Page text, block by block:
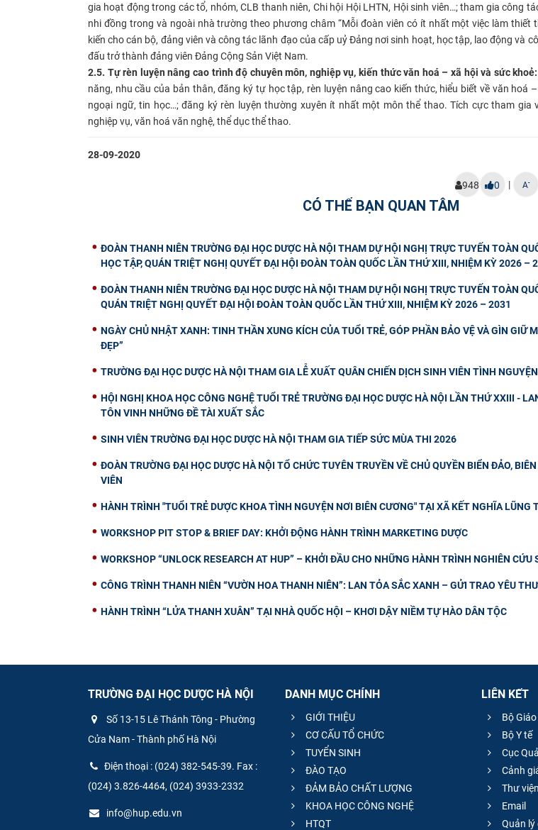
gia hoạt động trong các tổ, nhóm, CLB thanh niên, Chi hội Hội LHTN, Hội sinh viên…; tham gia công
nhi đồng trong và ngoài nhà trường theo phương châm “Mỗi đoàn viên có ít nhất một việc làm thiết
kiến cho cán bộ, đảng viên và công tác lãnh đạo của cấp uỷ Đảng nơi sinh hoạt, học tập, lao động và
đấu trở thành đảng viên Đảng Cộng Sản Việt Nam.
2.5. Tự rèn luyện nâng cao trình độ chuyên môn, nghiệp vụ, kiến thức văn hoá – xã hội và sức khoẻ:
năng, nhu cầu của bản thân, đăng ký tự học tập, rèn luyện nâng cao kiến thức, hiểu biết về văn hoá
ngoại ngữ, tin học…; đăng ký rèn luyện thường xuyên ít nhất một môn thể thao. Tích cực tham gia
nghiệp vụ, văn hoá văn nghệ, thể dục thể thao.
28-09-2020
948 0 | A-
CÓ THỂ BẠN QUAN TÂM
ĐOÀN THANH NIÊN TRƯỜNG ĐẠI HỌC DƯỢC HÀ NỘI THAM DỰ HỘI NGHỊ TRỰC TUYẾN TOÀN
HỌC TẬP, QUÁN TRIỆT NGHỊ QUYẾT ĐẠI HỘI ĐOÀN TOÀN QUỐC LẦN THỨ XIII, NHIỆM KỲ 2026 –
ĐOÀN THANH NIÊN TRƯỜNG ĐẠI HỌC DƯỢC HÀ NỘI THAM DỰ HỘI NGHỊ TRỰC TUYẾN TOÀN
QUÁN TRIỆT NGHỊ QUYẾT ĐẠI HỘI ĐOÀN TOÀN QUỐC LẦN THỨ XIII, NHIỆM KỲ 2026 – 2031
NGÀY CHỦ NHẬT XANH: TINH THẦN XUNG KÍCH CỦA TUỔI TRẺ, GÓP PHẦN BẢO VỆ VÀ GÌN GIỮ
ĐẸP”
TRƯỜNG ĐẠI HỌC DƯỢC HÀ NỘI THAM GIA LỄ XUẤT QUÂN CHIẾN DỊCH SINH VIÊN TÌNH
HỘI NGHỊ KHOA HỌC CÔNG NGHỆ TUỔI TRẺ TRƯỜNG ĐẠI HỌC DƯỢC HÀ NỘI LẦN THỨ XXIII -
TÔN VINH NHỮNG ĐỀ TÀI XUẤT SẮC
SINH VIÊN TRƯỜNG ĐẠI HỌC DƯỢC HÀ NỘI THAM GIA TIẾP SỨC MÙA THI 2026
ĐOÀN TRƯỜNG ĐẠI HỌC DƯỢC HÀ NỘI TỔ CHỨC TUYÊN TRUYỀN VỀ CHỦ QUYỀN BIỂN ĐẢO,
VIÊN
HÀNH TRÌNH "TUỔI TRẺ DƯỢC KHOA TÌNH NGUYỆN NƠI BIÊN CƯƠNG" TẠI XÃ KẾT NGHĨA LŨNG
WORKSHOP PIT STOP & BRIEF DAY: KHỞI ĐỘNG HÀNH TRÌNH MARKETING DƯỢC
WORKSHOP “UNLOCK RESEARCH AT HUP” – KHỞI ĐẦU CHO NHỮNG HÀNH TRÌNH NGHIÊN CỨU
CÔNG TRÌNH THANH NIÊN “VƯỜN HOA THANH NIÊN”: LAN TỎA SẮC XANH – GỬI TRAO YÊU
HÀNH TRÌNH “LỬA THANH XUÂN” TẠI NHÀ QUỐC HỘI – KHƠI DẬY NIỀM TỰ HÀO DÂN TỘC
TRƯỜNG ĐẠI HỌC DƯỢC HÀ NỘI
Số 13-15 Lê Thánh Tông - Phường
Cửa Nam - Thành phố Hà Nội
Điện thoại : (024) 382-545-39. Fax :
(024) 3.826-4464, (024) 3933-2332
info@hup.edu.vn
DANH MỤC CHÍNH
GIỚI THIỆU
CƠ CẤU TỔ CHỨC
TUYỂN SINH
ĐÀO TẠO
ĐẢM BẢO CHẤT LƯỢNG
KHOA HỌC CÔNG NGHỆ
HTQT
LIÊN KẾT
Bộ
Bộ Y tế
Cục
Cảnh
Thư viện
Email
Quản